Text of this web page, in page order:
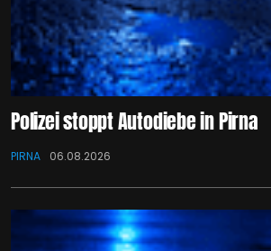
Polizei stoppt Autodiebe in Pirna
PIRNA 06.08.2026